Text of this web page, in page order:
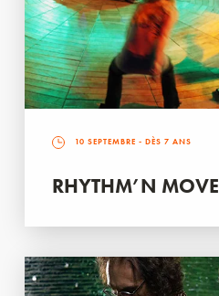
10 SEPTEMBRE - DÈS 7 ANS
RHYTHM’N MOVE